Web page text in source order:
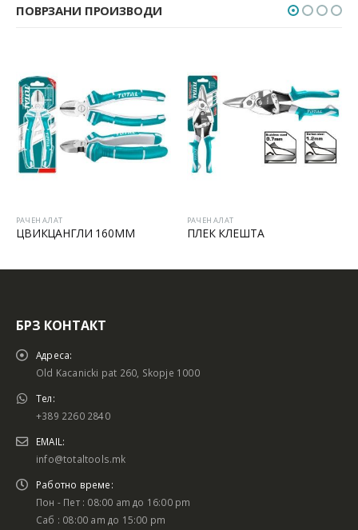
ПОВРЗАНИ ПРОИЗВОДИ
160MM ПЛЕК КЛЕШТА
БРЗ КОНТАКТ
Адреса:
Old Kacanicki pat 260, Skopje 1000
Тел:
+389 2260 2840
EMAIL:
info@totaltools.mk
Работно време:
Пон - Пет : 08:00 am до 16:00 pm
Саб : 08:00 am до 15:00 pm